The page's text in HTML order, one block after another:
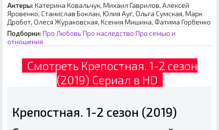
Актеры: Катерина Ковальчук, Михаил Гаврилов, Алексей
Яровенко, Станислав Боклан, Юлия Ауг, Ольга Сумская, Марк
Дробот, Олеся Жураковская, Ксения Мишина, Фатима Горбенко
Подборки: Про Любовь Про наследство Про семью и
отношения
Смотреть Крепостная. 1-2 сезон
(2019) Сериал в HD
Крепостная. 1-2 сезон (2019)